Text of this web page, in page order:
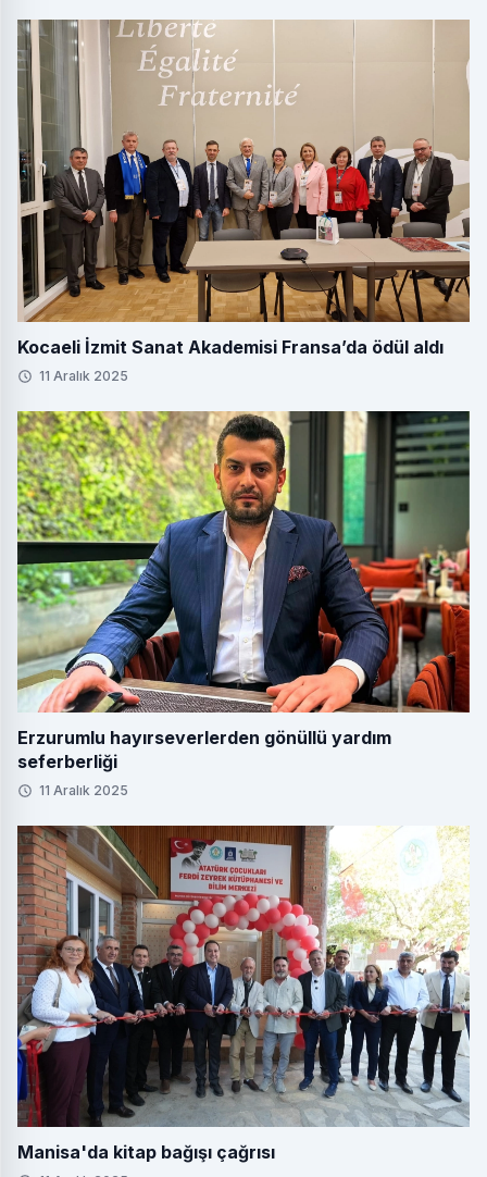
Kocaeli İzmit Sanat Akademisi Fransa’da ödül aldı
11 Aralık 2025
Erzurumlu hayırseverlerden gönüllü yardım
seferberliği
11 Aralık 2025
Manisa'da kitap bağışı çağrısı